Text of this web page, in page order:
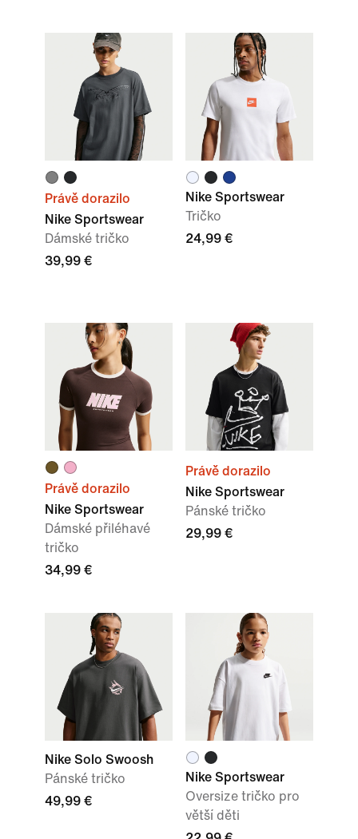
Právě dorazilo
Nike Sportswear
Dámské tričko
39,99 €
Nike Sportswear
Tričko
24,99 €
Právě dorazilo
Nike Sportswear
Dámské přiléhavé
tričko
34,99 €
Právě dorazilo
Nike Sportswear
Pánské tričko
29,99 €
Nike Solo Swoosh
Pánské tričko
49,99 €
Nike Sportswear
Oversize tričko pro
větší děti